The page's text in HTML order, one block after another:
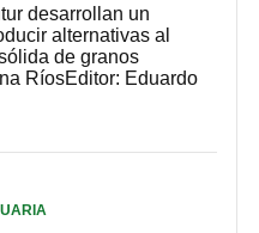
desarrollan un
alternativas al
de granos
RíosEditor: Eduardo